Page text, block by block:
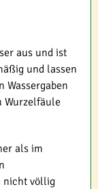
aus und ist
und lassen
Wassergaben
Wurzelfäule
als im
nicht völlig